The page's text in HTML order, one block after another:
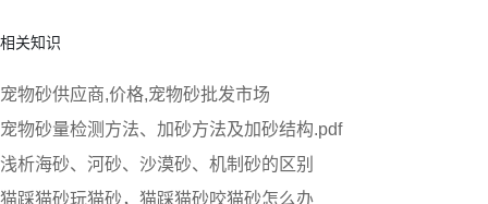
相关知识
宠物砂供应商,价格,宠物砂批发市场
宠物砂量检测方法、加砂方法及加砂结构.pdf
浅析海砂、河砂、沙漠砂、机制砂的区别
猫踩猫砂玩猫砂，猫踩猫砂咬猫砂怎么办